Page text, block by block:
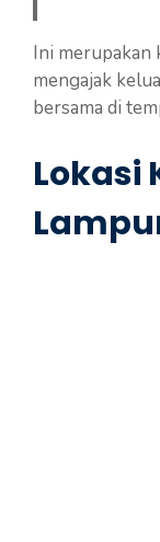
Ini merupakan
mengajak
bersama di
Lokasi